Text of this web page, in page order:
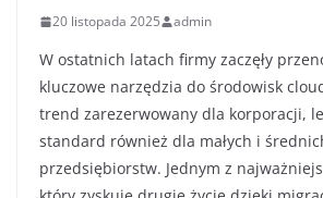
20 listopada 2025 admin
W ostatnich latach firmy zaczęły
kluczowe narzędzia do środowisk
trend zarezerwowany dla korporacji,
standard również dla małych i
przedsiębiorstw. Jednym z